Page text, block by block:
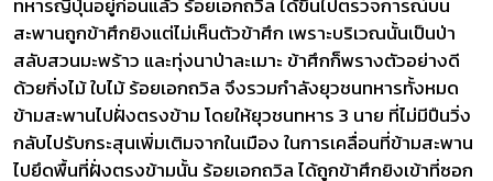
สะพานถูกข้าศึกยิงแต่ไม่เห็นตัวข้าศึก เพราะบริเวณนั้นเป็นป่า
สลับสวนมะพร้าว และทุ่งนาป่าละเมาะ ข้าศึกก็พรางตัวอย่างดี
ด้วยกิ่งไม้ ใบไม้ ร้อยเอกถวิล จึงรวมกำลังยุวชนทหารทั้งหมด
ข้ามสะพานไปฝั่งตรงข้าม โดยให้ยุวชนทหาร 3 นาย ที่ไม่มีปืนวิ่ง
กลับไปรับกระสุนเพิ่มเติมจากในเมือง ในการเคลื่อนที่ข้ามสะพาน
ไปยึดพื้นที่ฝั่งตรงข้ามนั้น ร้อยเอกถวิล ได้ถูกข้าศึกยิงเข้าที่ซอก